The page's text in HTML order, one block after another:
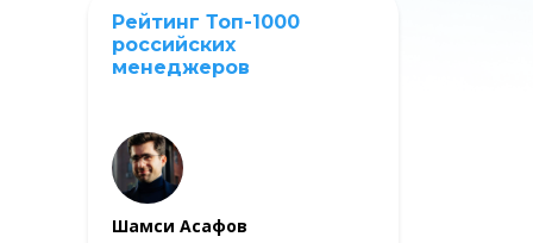
Рейтинг Топ-1000
российских
менеджеров
Шамси Асафов